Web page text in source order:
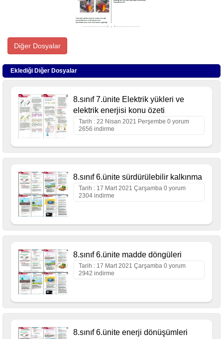
Diğer Dosyalar
Eklediği Diğer Dosyalar
8.sınıf 7.ünite Elektrik yükleri ve
elektrik enerjisi konu özeti
Tarih : 22 Nisan 2021 Perşembe 0 yorum
2656 indirme
8.sınıf 6.ünite sürdürülebilir kalkınma
Tarih : 17 Mart 2021 Çarşamba 0 yorum
2304 indirme
8.sınıf 6.ünite madde döngüleri
Tarih : 17 Mart 2021 Çarşamba 0 yorum
2942 indirme
8.sınıf 6.ünite enerji dönüşümleri